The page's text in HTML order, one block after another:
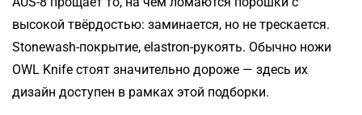
высокой твёрдостью: заминается, но не трескается.
Stonewash-покрытие, elastron-рукоять. Обычно ножи
OWL Knife стоят значительно дороже — здесь их
дизайн доступен в рамках этой подборки.